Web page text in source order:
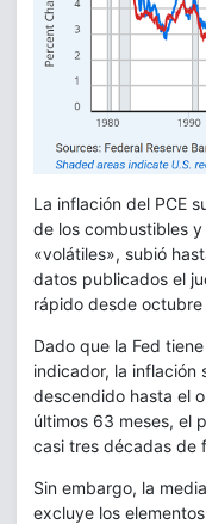
La inflación del PCE
de los combustibles
«volátiles», subió
datos publicados el
rápido desde
Dado que la Fed
indicador, la inflación
descendido hasta el
últimos 63 meses, el
casi tres décadas de
Sin embargo, la
excluye los